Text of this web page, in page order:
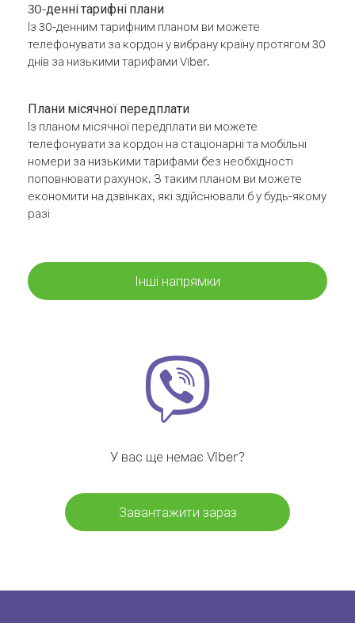
30-денні тарифні плани
Із 30-денним тарифним планом ви можете
телефонувати за кордон у вибрану країну протягом 30
днів за низькими тарифами Viber.
Плани місячної передплати
Із планом місячної передплати ви можете
телефонувати за кордон на стаціонарні та мобільні
номери за низькими тарифами без необхідності
поповнювати рахунок. З таким планом ви можете
економити на дзвінках, які здійснювали б у будь-якому
разі
Інші напрямки
У вас ще немає Viber?
Завантажити зараз